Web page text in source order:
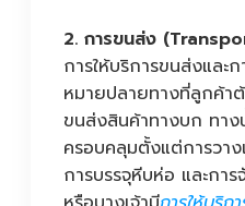
2. การขนส่ง
การให้บริการขนส่งและ
หมายปลายทางที่ลูกค้าต้
ขนส่งสินค้าทางบก ทา
ครอบคลุมตั้งแต่การวา
การบรรจุหีบห่อ และกา